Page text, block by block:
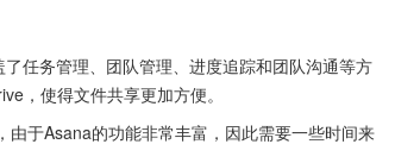
任务管理、团队管理、进度追踪和团队沟通等方
，使得文件共享更加方便。
于Asana的功能非常丰富，因此需要一些时间来